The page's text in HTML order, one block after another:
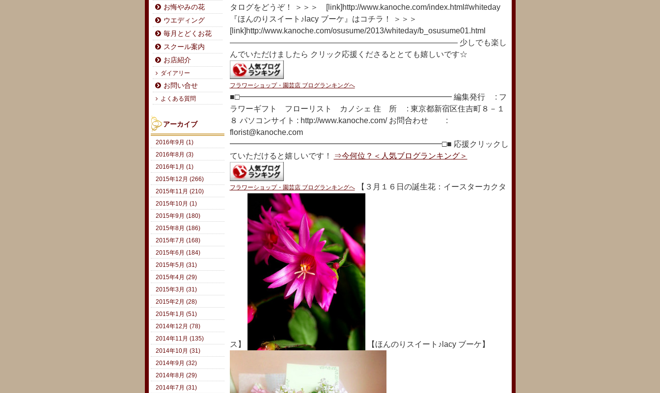
タログをどうぞ！ ＞＞＞ [link]http://www.kanoche.com/index.html#whiteday
『ほんのりスイート♪lacy ブーケ』はコチラ！ ＞＞＞
[link]http://www.kanoche.com/osusume/2013/whiteday/b_osusume01.html
――――――――――――――――――――――――――――― 少しでも楽し
んでいただけましたら クリック応援くださるととても嬉しいです☆
フラワーショップ・園芸店 ブログランキングへ
■□━━━━━━━━━━━━━━━━━━━━━━━━━━━ 編集発行 : フ
ラワーギフト フローリスト カノシェ 住 所 : 東京都新宿区住吉町８－１
８ パソコンサイト : http://www.kanoche.com/ お問合わせ :
florist@kanoche.com
━━━━━━━━━━━━━━━━━━━━━━━━━━━□■ 応援クリックし
ていただけると嬉しいです！
⇒今何位？＜人気ブログランキング＞
フラワーショップ・園芸店 ブログランキングへ【３月１６日の誕生花：イースターカクタ
ス】 【ほんのりスイート♪lacy ブーケ】
お悔やみの花
ウエディング
毎月とどくお花
スクール案内
お店紹介
ダイアリー
お問い合せ
よくある質問
アーカイブ
2016年9月 (1)
2016年8月 (3)
2016年1月 (1)
2015年12月 (266)
2015年11月 (210)
2015年10月 (1)
2015年9月 (180)
2015年8月 (186)
2015年7月 (168)
2015年6月 (184)
2015年5月 (31)
2015年4月 (29)
2015年3月 (31)
2015年2月 (28)
2015年1月 (51)
2014年12月 (78)
2014年11月 (135)
2014年10月 (31)
2014年9月 (32)
2014年8月 (29)
2014年7月 (31)